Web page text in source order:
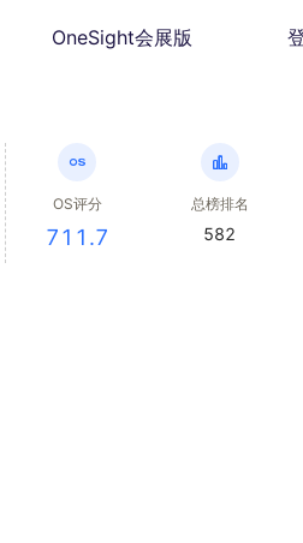
OneSight会展版
OS评分
711.7
总榜排名
582